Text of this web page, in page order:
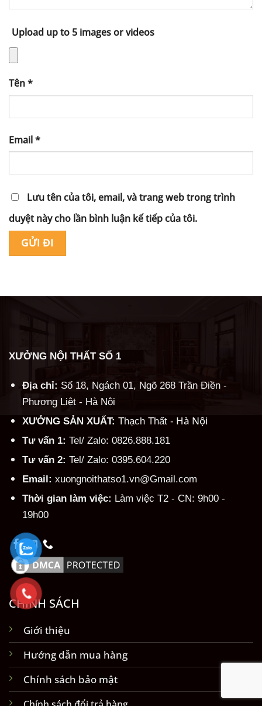
Upload up to 5 images or videos
Tên*
Email*
Lưu tên của tôi, email, và trang web trong trình
duyệt này cho lần bình luận kế tiếp của tôi.
XƯỞNG NỘI THẤT SỐ 1
Địa chỉ: Số 18, Ngách 01, Ngõ 268 Trần Điền -
Phương Liệt - Hà Nội
XƯỞNG SẢN XUẤT: Thạch Thất - Hà Nội
Tư vấn 1: Tel/ Zalo: 0826.888.181
Tư vấn 2: Tel/ Zalo: 0395.604.220
Email: xuongnoithatso1.vn@Gmail.com
Thời gian làm việc: Làm việc T2 - CN: 9h00 -
19h00
CHÍNH SÁCH
Giới thiệu
Hướng dẫn mua hàng
Chính sách bảo mật